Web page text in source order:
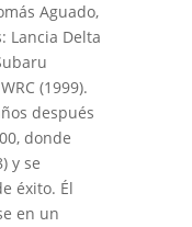
Aguado,
Lancia Delta
(1999).
después
donde
y se
éxito. Él
en un